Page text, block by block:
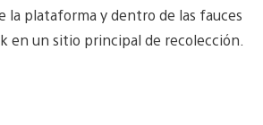
la plataforma y dentro de las fauces
en un sitio principal de recolección.